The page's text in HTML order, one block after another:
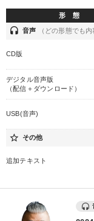
タグ・キーワード
モチベーション
松下幸之助
企業文化
形 態
headset 音声 （どの形態でも
CD版
デジタル音声版
（配信＋ダウンロード）
USB(音声)
star_border その他
追加テキスト